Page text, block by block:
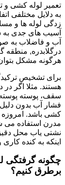
تعمیر لوله کشی و
به دلایل مختلفی
زدگی لوله ها و
آسیب های جدی
آب و فاضلاب به
درگلابدره,
هرگونه مشکل
برای تشخیص
هستند. مثلا اگر در
سقف، پوسته
فشار آب بدون
کشی باشد. امروزه
مدرن استفاده می
نشتی یاب محل
اینکه به کنده
چگونه گرفتگی
برطرق کنیم؟